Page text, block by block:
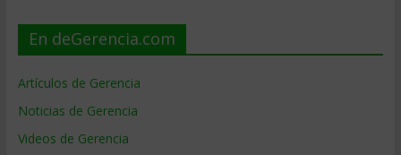
En deGerencia.com
Artículos de Gerencia
Noticias de Gerencia
Videos de Gerencia